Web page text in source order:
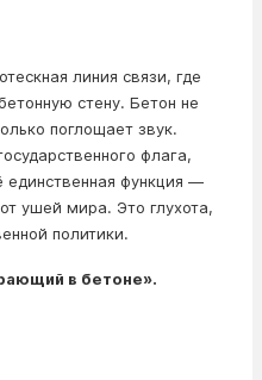
линия связи, где
стену. Бетон не
поглощает звук.
флага,
единственная функция —
ушей мира. Это глухота,
политики.
в бетоне».